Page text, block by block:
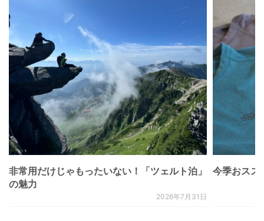
非常用だけじゃもったいない！「ツェルト泊」
の魅力
2026年7月31日
今季おスス